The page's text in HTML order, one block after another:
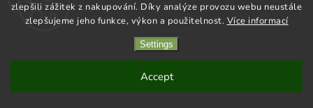
zlepšili zážitek z nakupování. Díky analýze provozu webu neustále
zlepšujeme jeho funkce, výkon a použitelnost. Více informací
Settings
Accept
Shoptet | Design